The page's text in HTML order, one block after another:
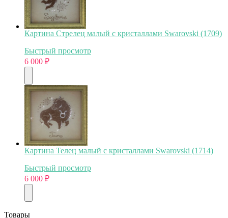
Картина Стрелец малый с кристаллами Swarovski (1709)
Быстрый просмотр
6 000 ₽
Картина Телец малый с кристаллами Swarovski (1714)
Быстрый просмотр
6 000 ₽
Товары